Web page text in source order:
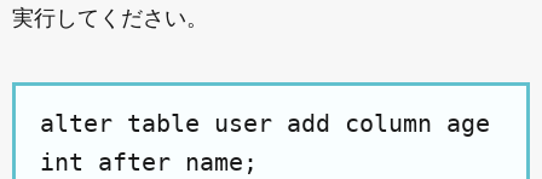
実行してください。
alter table user add column age
int after name;